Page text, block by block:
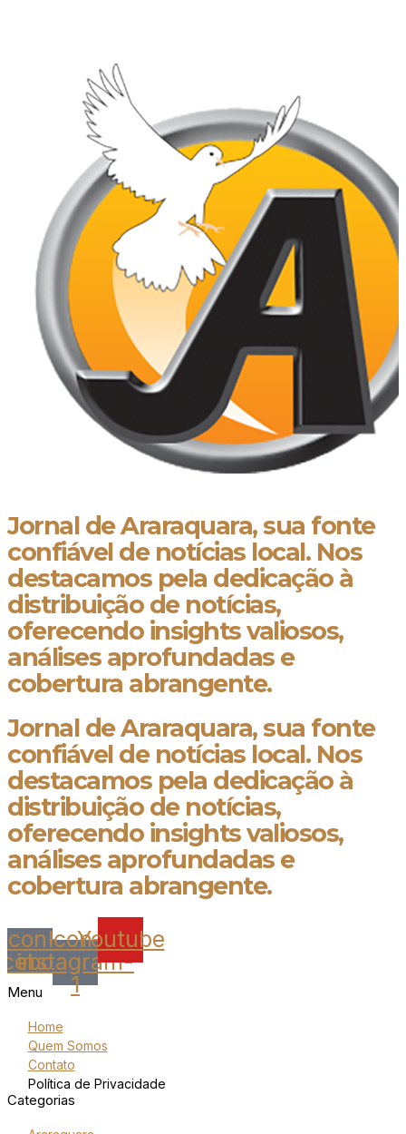
Jornal de Araraquara, sua fonte
confiável de notícias local. Nos
destacamos pela dedicação à
distribuição de notícias,
oferecendo insights valiosos,
análises aprofundadas e
cobertura abrangente.
Jornal de Araraquara, sua fonte
confiável de notícias local. Nos
destacamos pela dedicação à
distribuição de notícias,
oferecendo insights valiosos,
análises aprofundadas e
cobertura abrangente.
Icon-Icon-
instagram-
1
Youtube
Menu
Home
Quem Somos
Contato
Política de Privacidade
Categorias